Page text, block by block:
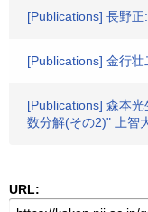
[Publications] 長野
[Publications] 金行
[Publications] 森本
数分解(その2)" 上智
URL: